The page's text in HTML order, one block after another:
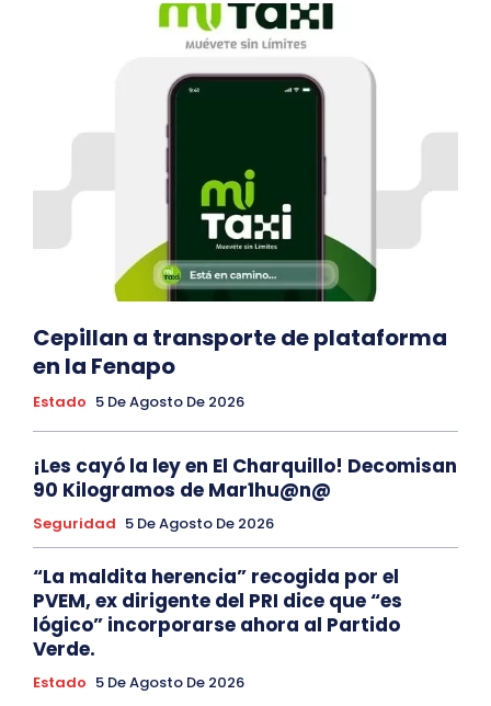
Cepillan a transporte de plataforma
en la Fenapo
Estado 5 De Agosto De 2026
¡Les cayó la ley en El Charquillo! Decomisan
90 Kilogramos de Mar1hu@n@
Seguridad 5 De Agosto De 2026
“La maldita herencia” recogida por el
PVEM, ex dirigente del PRI dice que “es
lógico” incorporarse ahora al Partido
Verde.
Estado 5 De Agosto De 2026